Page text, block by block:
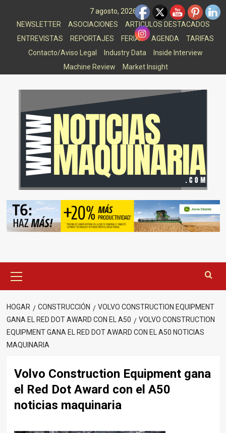
7 agosto, 2026
NEWSLETTER
ASOCIACIONES
ARTICULOS DESTACADOS
ENTREVISTAS
REPORTAJES FERIAS AGENDA
TARIFAS
Contacto/Aviso Legal
Industry Data
Inside Interview
Machine Review
Market Insight
principal
HOGAR CONSTRUCCIÓN
VOLVO CONSTRUCTION EQUIPMENT
GANA EL RED DOT AWARD CON EL A50
VOLVO CONSTRUCTION
EQUIPMENT GANA EL RED DOT AWARD CON EL A50 NOTICIAS
MAQUINARIA
Volvo Construction Equipment gana
el Red Dot Award con el A50
noticias maquinaria